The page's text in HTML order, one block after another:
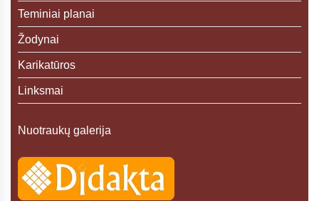
Teminiai planai
Žodynai
Karikatūros
Linksmai
Nuotraukų galerija